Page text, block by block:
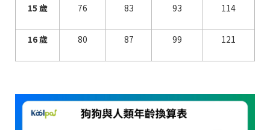
15 歲 76 83 93 114
16 歲 80 87 99 121